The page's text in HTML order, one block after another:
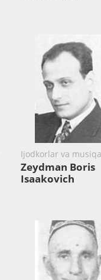
Ijodkorlar va
Zeydman Boris
Isaakovich